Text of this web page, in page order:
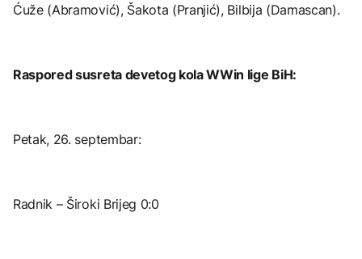
Ćuže (Abramović), Šakota (Pranjić), Bilbija (Damascan).
Raspored susreta devetog kola WWin lige BiH:
Petak, 26. septembar:
Radnik – Široki Brijeg 0:0